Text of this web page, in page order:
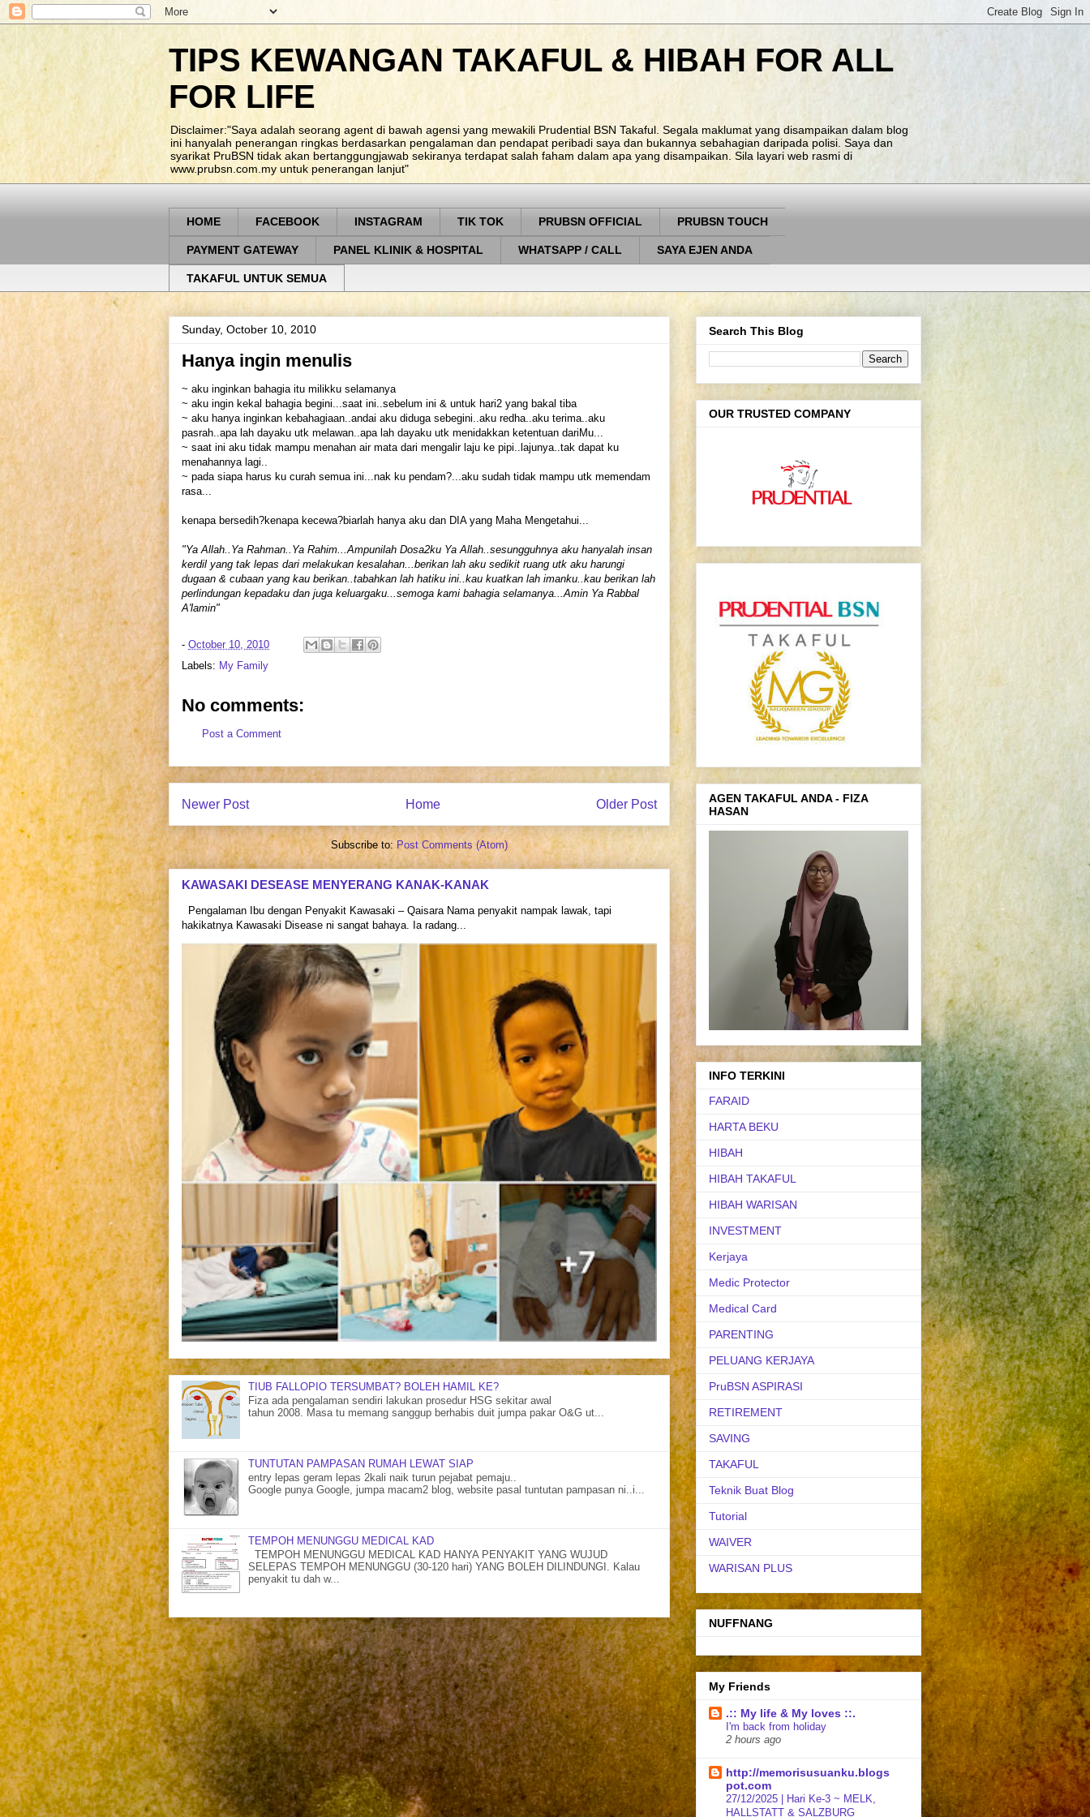
TIPS KEWANGAN TAKAFUL & HIBAH FOR ALL
FOR LIFE
Disclaimer:"Saya adalah seorang agent di bawah agensi yang mewakili Prudential BSN Takaful. Segala maklumat yang disampaikan dalam blog
ini hanyalah penerangan ringkas berdasarkan pengalaman dan pendapat peribadi saya dan bukannya sebahagian daripada polisi. Saya dan
syarikat PruBSN tidak akan bertanggungjawab sekiranya terdapat salah faham dalam apa yang disampaikan. Sila layari web rasmi di
www.prubsn.com.my untuk penerangan lanjut"
HOME FACEBOOK INSTAGRAM TIK TOK PRUBSN OFFICIAL PRUBSN TOUCH
PAYMENT GATEWAY PANEL KLINIK & HOSPITAL WHATSAPP / CALL SAYA EJEN ANDA
TAKAFUL UNTUK SEMUA
Sunday, October 10, 2010
Hanya ingin menulis
~ aku inginkan bahagia itu milikku selamanya
~ aku ingin kekal bahagia begini...saat ini..sebelum ini & untuk hari2 yang bakal tiba
~ aku hanya inginkan kebahagiaan..andai aku diduga sebegini..aku redha..aku terima..aku
pasrah..apa lah dayaku utk melawan..apa lah dayaku utk menidakkan ketentuan dariMu...
~ saat ini aku tidak mampu menahan air mata dari mengalir laju ke pipi..lajunya..tak dapat ku
menahannya lagi..
~ pada siapa harus ku curah semua ini...nak ku pendam?...aku sudah tidak mampu utk memendam
rasa...
kenapa bersedih?kenapa kecewa?biarlah hanya aku dan DIA yang Maha Mengetahui...
"Ya Allah..Ya Rahman..Ya Rahim...Ampunilah Dosa2ku Ya Allah..sesungguhnya aku hanyalah insan
kerdil yang tak lepas dari melakukan kesalahan...berikan lah aku sedikit ruang utk aku harungi
dugaan & cubaan yang kau berikan..tabahkan lah hatiku ini..kau kuatkan lah imanku..kau berikan lah
perlindungan kepadaku dan juga keluargaku...semoga kami bahagia selamanya...Amin Ya Rabbal
A'lamin"
- October 10, 2010
Labels: My Family
No comments:
Post a Comment
Newer Post Older Post
Home
Subscribe to:Post Comments (Atom)
KAWASAKI DESEASE MENYERANG KANAK-KANAK
Pengalaman Ibu dengan Penyakit Kawasaki – Qaisara Nama penyakit nampak lawak, tapi
hakikatnya Kawasaki Disease ni sangat bahaya. Ia radang...
TIUB FALLOPIO TERSUMBAT? BOLEH HAMIL KE?
Fiza ada pengalaman sendiri lakukan prosedur HSG sekitar awal
tahun 2008. Masa tu memang sanggup berhabis duit jumpa pakar O&G ut...
TUNTUTAN PAMPASAN RUMAH LEWAT SIAP
entry lepas geram lepas 2kali naik turun pejabat pemaju..
Google punya Google, jumpa macam2 blog, website pasal tuntutan pampasan ni..i...
TEMPOH MENUNGGU MEDICAL KAD
TEMPOH MENUNGGU MEDICAL KAD HANYA PENYAKIT YANG WUJUD
SELEPAS TEMPOH MENUNGGU (30-120 hari) YANG BOLEH DILINDUNGI. Kalau
penyakit tu dah w...
Search This Blog
OUR TRUSTED COMPANY
AGEN TAKAFUL ANDA - FIZA
HASAN
INFO TERKINI
FARAID
HARTA BEKU
HIBAH
HIBAH TAKAFUL
HIBAH WARISAN
INVESTMENT
Kerjaya
Medic Protector
Medical Card
PARENTING
PELUANG KERJAYA
PruBSN ASPIRASI
RETIREMENT
SAVING
TAKAFUL
Teknik Buat Blog
Tutorial
WAIVER
WARISAN PLUS
NUFFNANG
My Friends
.:: My life & My loves ::.
I'm back from holiday
2 hours ago
http://memorisusuanku.blogs
pot.com
27/12/2025 | Hari Ke-3 ~ MELK,
HALLSTATT & SALZBURG